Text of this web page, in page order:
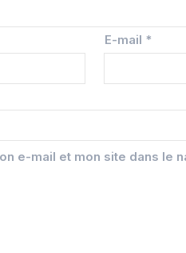
E-mail *
e-mail et mon site dans le